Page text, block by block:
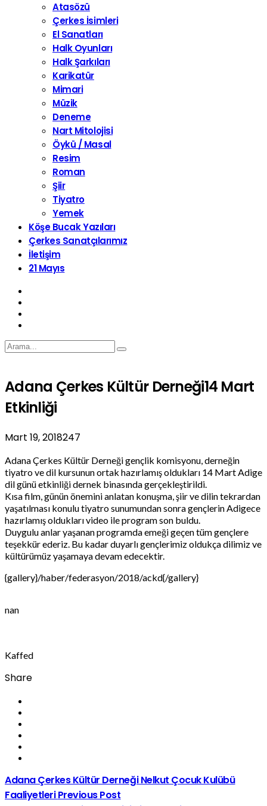
Atasözü
Çerkes İsimleri
El Sanatları
Halk Oyunları
Halk Şarkıları
Karikatür
Mimari
Müzik
Deneme
Nart Mitolojisi
Öykü / Masal
Resim
Roman
Şiir
Tiyatro
Yemek
Köşe Bucak Yazıları
Çerkes Sanatçılarımız
İletişim
21 Mayıs
Adana Çerkes Kültür Derneği14 Mart
Etkinliği
Mart 19, 2018247
Adana Çerkes Kültür Derneği gençlik komisyonu, derneğin
tiyatro ve dil kursunun ortak hazırlamış oldukları 14 Mart Adige
dil günü etkinliği dernek binasında gerçekleştirildi.
Kısa film, günün önemini anlatan konuşma, şiir ve dilin tekrardan
yaşatılması konulu tiyatro sunumundan sonra gençlerin Adigece
hazırlamış oldukları video ile program son buldu.
Duygulu anlar yaşanan programda emeği geçen tüm gençlere
teşekkür ederiz. Bu kadar duyarlı gençlerimiz oldukça dilimiz ve
kültürümüz yaşamaya devam edecektir.
{gallery}/haber/federasyon/2018/ackd{/gallery}
nan
Kaffed
Share
Adana Çerkes Kültür Derneği Nelkut Çocuk Kulübü
FaaliyetleriPrevious Post